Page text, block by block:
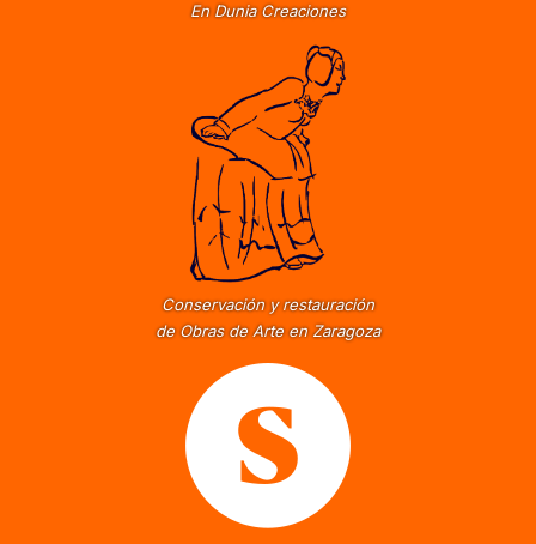
En Dunia Creaciones
Conservación y restauración
de Obras de Arte en Zaragoza